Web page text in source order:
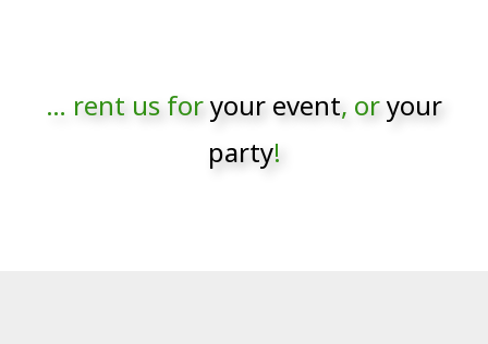
… rent us foryour event, oryour
party!